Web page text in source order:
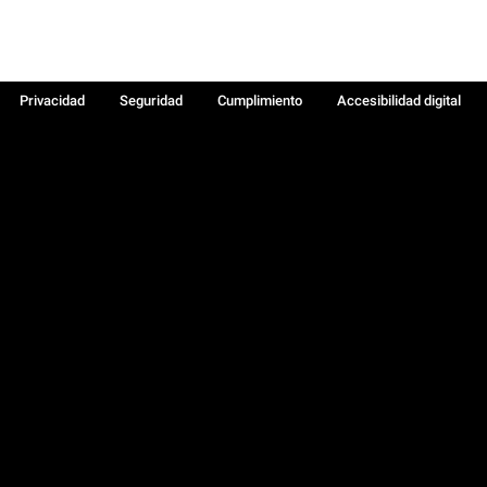
Privacidad Seguridad Cumplimiento
Accesibilidad digital